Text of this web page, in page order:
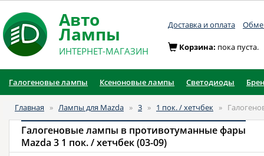
Авто
Лампы
ИНТЕРНЕТ-МАГАЗИН
Доставка и оплата
Корзина: пока пуста.
Галогеновые лампы Ксеноновые лампы Светодиоды
Главная » Лампы для Mazda » 3 » 1 пок. / хетчбек »
Галогеновые лампы в противотуманные фары
Mazda 3 1 пок. / хетчбек (03-09)